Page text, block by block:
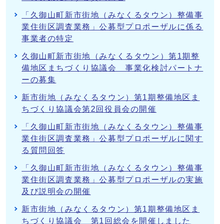
「久御山町新市街地（みなくるタウン）整備事
業住街区調査業務」公募型プロポーザルに係る
事業者の特定
久御山町新市街地（みなくるタウン）第1期整
備地区まちづくり協議会 事業化検討パートナ
ーの募集
新市街地（みなくるタウン）第1期整備地区ま
ちづくり協議会第2回役員会の開催
「久御山町新市街地（みなくるタウン）整備事
業住街区調査業務」公募型プロポーザルに関す
る質問回答
「久御山町新市街地（みなくるタウン）整備事
業住街区調査業務」公募型プロポーザルの実施
及び説明会の開催
新市街地（みなくるタウン）第1期整備地区ま
ちづくり協議会 第1回総会を開催しました